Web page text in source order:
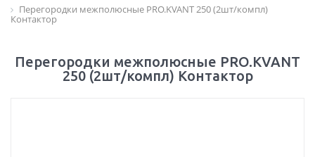
Перегородки межполюсные PRO.KVANT 250 (2шт/компл)
Контактор
Перегородки межполюсные PRO.KVANT
250 (2шт/компл) Контактор